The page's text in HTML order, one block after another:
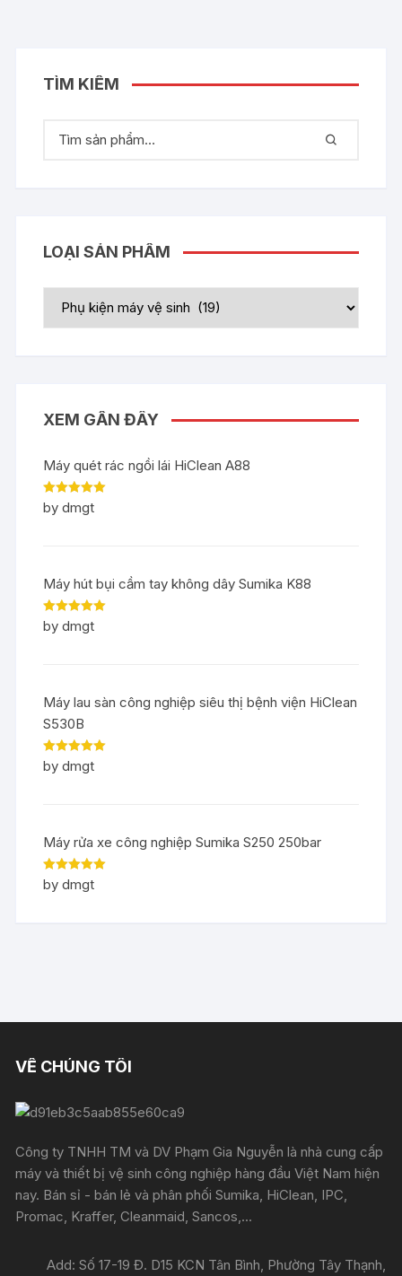
TÌM KIẾM
LOẠI SẢN PHẨM
XEM GẦN ĐÂY
Máy quét rác ngồi lái HiClean A88
Rated5out
of 5
by dmgt
Máy hút bụi cầm tay không dây Sumika K88
Rated5out
of 5
by dmgt
Máy lau sàn công nghiệp siêu thị bệnh viện HiClean
S530B
Rated5out
of 5
by dmgt
Máy rửa xe công nghiệp Sumika S250 250bar
Rated5out
of 5
by dmgt
VỀ CHÚNG TÔI
Công ty TNHH TM và DV Phạm Gia Nguyễn là nhà cung cấp
máy và thiết bị vệ sinh công nghiệp hàng đầu Việt Nam hiện
nay. Bán sỉ - bán lẻ và phân phối Sumika, HiClean, IPC,
Promac, Kraffer, Cleanmaid, Sancos,...
Add: Số 17-19 Đ. D15 KCN Tân Bình, Phường Tây Thạnh,